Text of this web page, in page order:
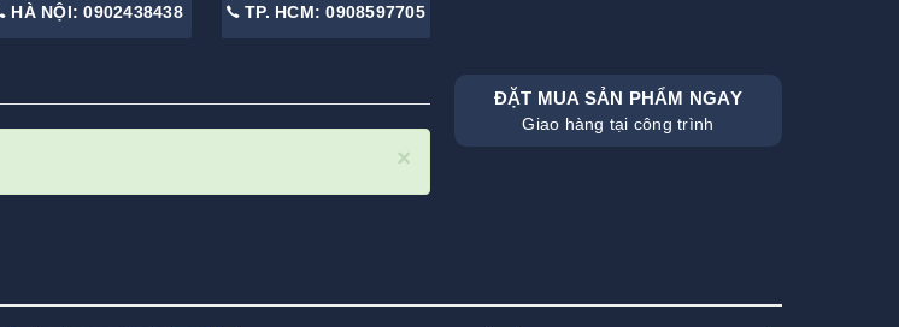
HÀ NỘI: 0902438438 TP. HCM: 0908597705
×
ĐẶT MUA SẢN PHẨM NGAY
Giao hàng tại công trình